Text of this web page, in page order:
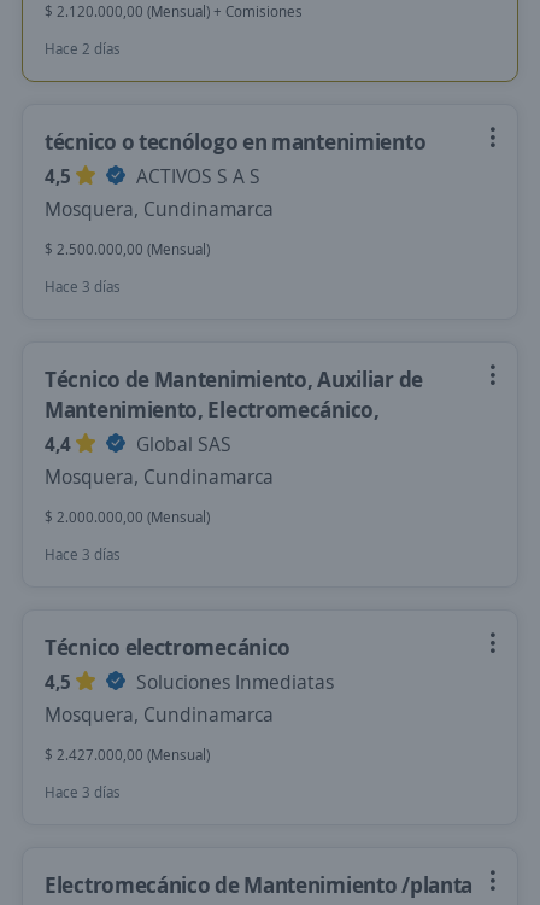
$ 2.120.000,00 (Mensual) + Comisiones
Hace 2 días
técnico o tecnólogo en mantenimiento
4,5
ACTIVOS S A S
Mosquera, Cundinamarca
$ 2.500.000,00 (Mensual)
Hace 3 días
Técnico de Mantenimiento, Auxiliar de
Mantenimiento, Electromecánico,
4,4
Global SAS
Mosquera, Cundinamarca
$ 2.000.000,00 (Mensual)
Hace 3 días
Técnico electromecánico
4,5
Soluciones Inmediatas
Mosquera, Cundinamarca
$ 2.427.000,00 (Mensual)
Hace 3 días
Electromecánico de Mantenimiento /planta